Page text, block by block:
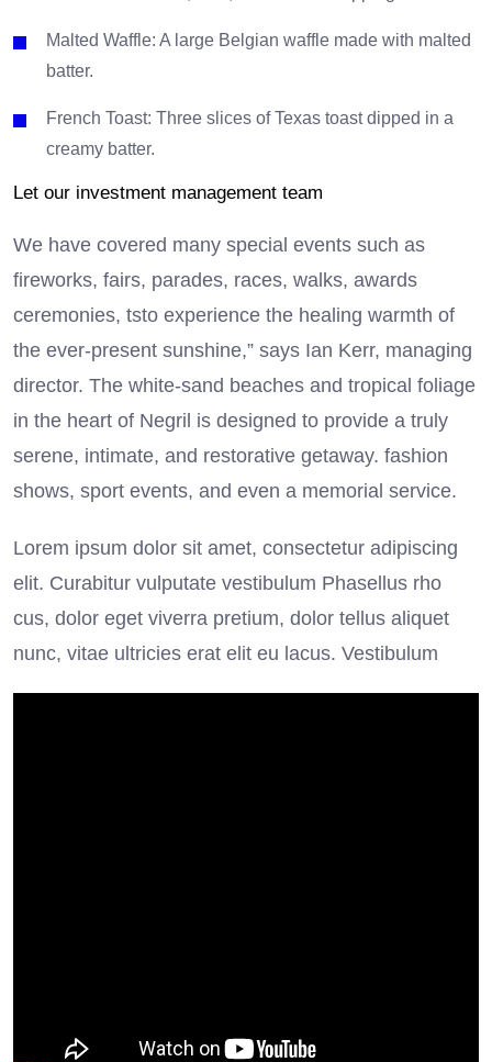
Malted Waffle: A large Belgian waffle made with malted
batter.
French Toast: Three slices of Texas toast dipped in a
creamy batter.
Let our investment management team
We have covered many special events such as
fireworks, fairs, parades, races, walks, awards
ceremonies, tsto experience the healing warmth of
the ever-present sunshine,” says Ian Kerr, managing
director. The white-sand beaches and tropical foliage
in the heart of Negril is designed to provide a truly
serene, intimate, and restorative getaway. fashion
shows, sport events, and even a memorial service.
Lorem ipsum dolor sit amet, consectetur adipiscing
elit. Curabitur vulputate vestibulum Phasellus rho
cus, dolor eget viverra pretium, dolor tellus aliquet
nunc, vitae ultricies erat elit eu lacus. Vestibulum